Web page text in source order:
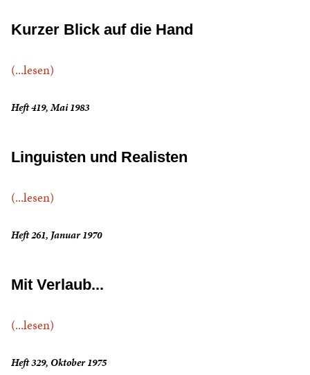
Kurzer Blick auf die Hand
(...lesen)
Heft 419, Mai 1983
Linguisten und Realisten
(...lesen)
Heft 261, Januar 1970
Mit Verlaub...
(...lesen)
Heft 329, Oktober 1975